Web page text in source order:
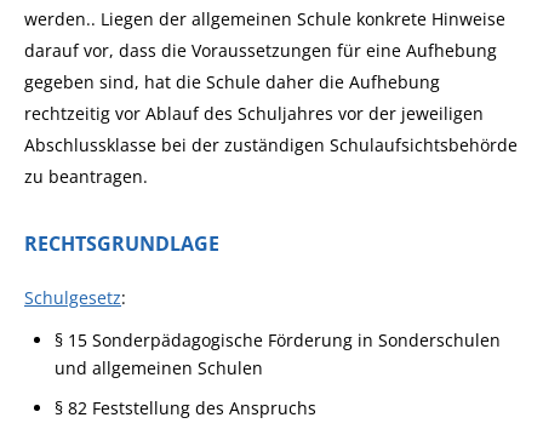
werden.. Liegen der allgemeinen Schule konkrete Hinweise
darauf vor, dass die Voraussetzungen für eine Aufhebung
gegeben sind, hat die Schule daher die Aufhebung
rechtzeitig vor Ablauf des Schuljahres vor der jeweiligen
Abschlussklasse bei der zuständigen Schulaufsichtsbehörde
zu beantragen.
RECHTSGRUNDLAGE
Schulgesetz:
§ 15 Sonderpädagogische Förderung in Sonderschulen
und allgemeinen Schulen
§ 82 Feststellung des Anspruchs